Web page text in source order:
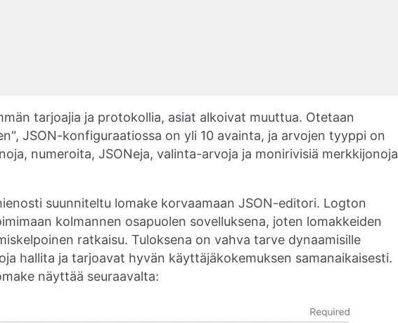
tarjoajia ja protokollia, asiat alkoivat muuttua. Otetaan
JSON-konfiguraatiossa on yli 10 avainta, ja arvojen tyyppi on
numeroita, JSONeja, valinta-arvoja ja monirivisiä merkkijonoja
suunniteltu lomake korvaamaan JSON-editori. Logton
kolmannen osapuolen sovelluksena, joten lomakkeiden
ratkaisu. Tuloksena on vahva tarve dynaamisille
hallita ja tarjoavat hyvän käyttäjäkokemuksen samanaikaisesti.
näyttää seuraavalta: